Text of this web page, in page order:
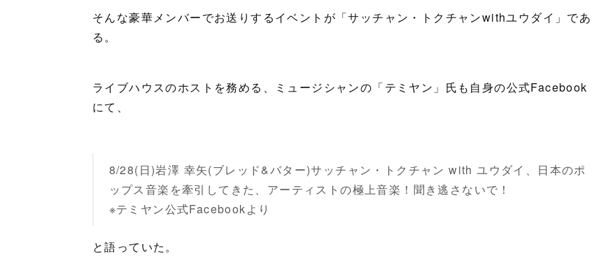
そんな豪華メンバーでお送りするイベントが「サッチャン・トクチャンwithユウダイ」であ
る。
ライブハウスのホストを務める、ミュージシャンの「テミヤン」氏も自身の公式Facebook
にて、
8/28(日)岩澤 幸矢(ブレッド&バター)サッチャン・トクチャン with ユウダイ、日本のポ
ップス音楽を牽引してきた、アーティストの極上音楽！聞き逃さないで！
※テミヤン公式Facebookより
と語っていた。